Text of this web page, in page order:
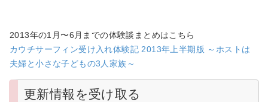
2013年の1月〜6月までの体験談まとめはこちら
カウチサーフィン受け入れ体験記 2013年上半期版 ～ホストは
夫婦と小さな子どもの3人家族～
更新情報を受け取る